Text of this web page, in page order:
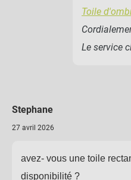
Toile
Le service
Stephane
27 avril 2026
avez- vous une toile
disponibilité ?